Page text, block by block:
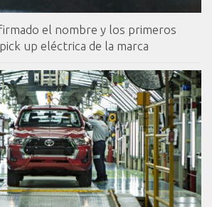
el nombre y los primeros
up eléctrica de la marca